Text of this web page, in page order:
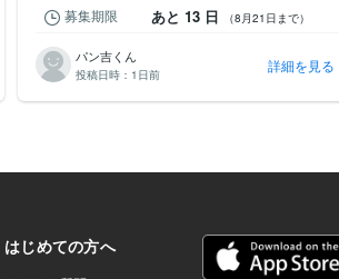
募集期限 あと 13 日 （8月21日まで）
パン吉くん
投稿日時： 1日前 詳細を見る